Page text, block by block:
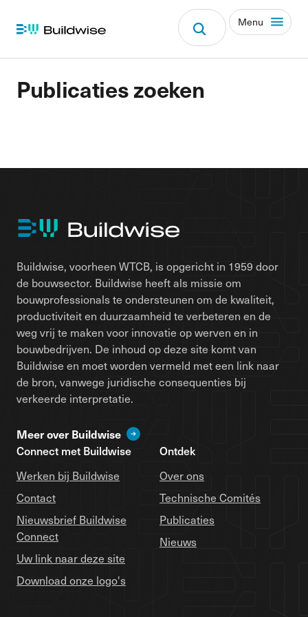
Menu
Publicaties zoeken
Buildwise, voorheen WTCB, is opgericht in 1959 door
de bouwsector. Buildwise heeft als missie om
bouwprofessionals te ondersteunen om de kwaliteit,
productiviteit en duurzaamheid te verbeteren en de
weg vrij te maken voor innovatie op werven en in
bouwbedrijven. De inhoud op deze site komt van
Buildwise en moet worden vermeld met een link naar
de bron, vanwege juridische consequenties bij
verkeerde interpretatie.
Meer over Buildwise
Connect met Buildwise
Werken bij Buildwise
Contact
Nieuwsbrief Buildwise
Connect
Uw link naar deze site
Download onze logo's
Ontdek
Over ons
Technische Comités
Publicaties
Nieuws